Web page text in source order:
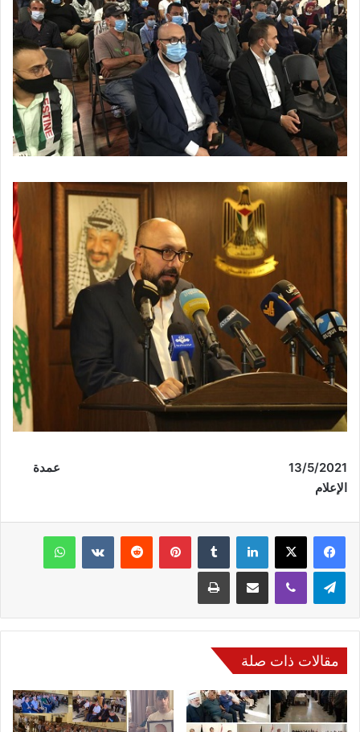
13/5/2021 عمدة
الإعلام
فيسبوك لينكدإن بينتيريست
مقالات ذات صلة